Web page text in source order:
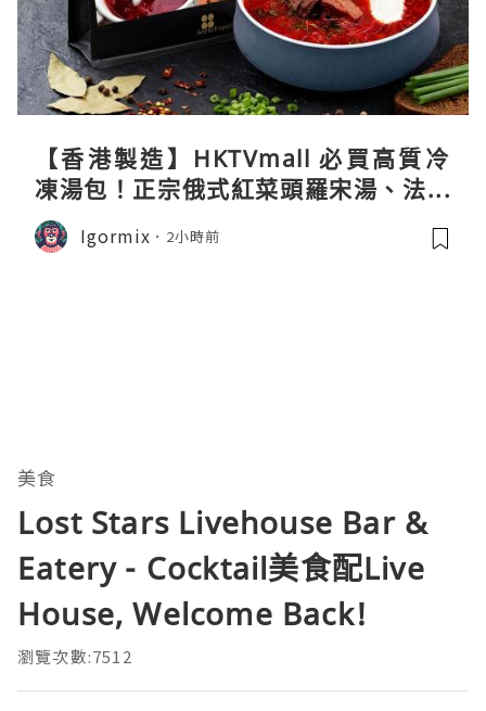
【香港製造】HKTVmall 必買高質冷
凍湯包！正宗俄式紅菜頭羅宋湯、法式
龍蝦濃湯與生酮膠原蛋白骨頭湯全攻略
Igormix 2小時前
美食
Lost Stars Livehouse Bar &
Eatery - Cocktail美食配Live
House, Welcome Back!
瀏覽次數:7512